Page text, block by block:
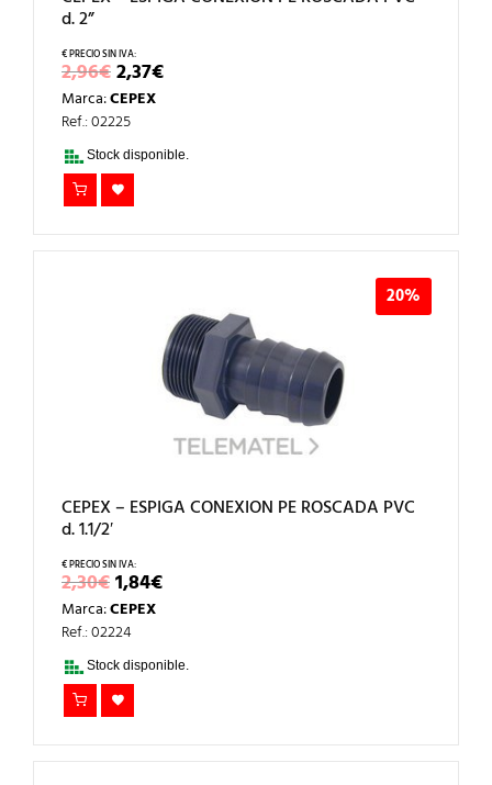
d. 2”
2,96€EL
PRECIO
ORIGINAL
ERA:
2,96€.
2,37€EL
PRECIO
2,37€.
Marca:CEPEX
Ref.: 02225
Stock disponible.
20%
CEPEX – ESPIGA CONEXION PE ROSCADA PVC
d. 1.1/2′
2,30€EL
PRECIO
ORIGINAL
ERA:
2,30€.
1,84€EL
PRECIO
1,84€.
Marca:CEPEX
Ref.: 02224
Stock disponible.